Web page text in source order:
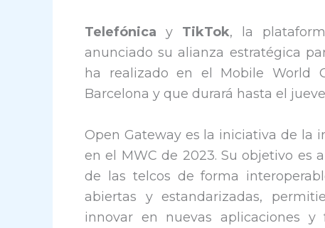
Telefónica y TikTok, la
anunciado su alianza estratégica
ha realizado en el Mobile World
Barcelona y que durará hasta el
Open Gateway es la iniciativa de la
en el MWC de 2023. Su objetivo es
de las telcos de forma
abiertas y estandarizadas,
innovar en nuevas aplicaciones y